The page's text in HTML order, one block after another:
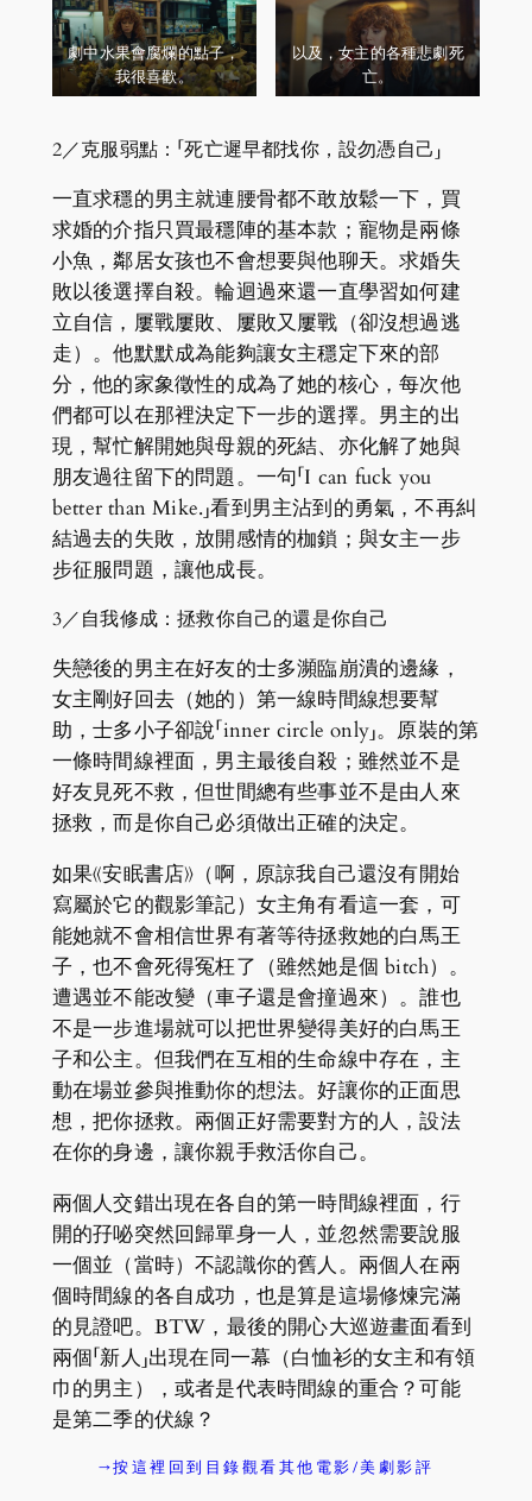
劇中水果會腐爛的點子，
我很喜歡。
以及，女主的各種悲劇死
亡。
2／克服弱點：「死亡遲早都找你，設勿憑自己」
一直求穩的男主就連腰骨都不敢放鬆一下，買
求婚的介指只買最穩陣的基本款；寵物是兩條
小魚，鄰居女孩也不會想要與他聊天。求婚失
敗以後選擇自殺。輪迴過來還一直學習如何建
立自信，屢戰屢敗、屢敗又屢戰（卻沒想過逃
走）。他默默成為能夠讓女主穩定下來的部
分，他的家象徵性的成為了她的核心，每次他
們都可以在那裡決定下一步的選擇。男主的出
現，幫忙解開她與母親的死結、亦化解了她與
朋友過往留下的問題。一句「I can fuck you
better than Mike.」看到男主沾到的勇氣，不再糾
結過去的失敗，放開感情的枷鎖；與女主一步
步征服問題，讓他成長。
3／自我修成：拯救你自己的還是你自己
失戀後的男主在好友的士多瀕臨崩潰的邊緣，
女主剛好回去（她的）第一線時間線想要幫
助，士多小子卻說「inner circle only」。原裝的第
一條時間線裡面，男主最後自殺；雖然並不是
好友見死不救，但世間總有些事並不是由人來
拯救，而是你自己必須做出正確的決定。
如果《安眠書店》（啊，原諒我自己還沒有開始
寫屬於它的觀影筆記）女主角有看這一套，可
能她就不會相信世界有著等待拯救她的白馬王
子，也不會死得冤枉了（雖然她是個 bitch）。
遭遇並不能改變（車子還是會撞過來）。誰也
不是一步進場就可以把世界變得美好的白馬王
子和公主。但我們在互相的生命線中存在，主
動在場並參與推動你的想法。好讓你的正面思
想，把你拯救。兩個正好需要對方的人，設法
在你的身邊，讓你親手救活你自己。
兩個人交錯出現在各自的第一時間線裡面，行
開的孖咇突然回歸單身一人，並忽然需要說服
一個並（當時）不認識你的舊人。兩個人在兩
個時間線的各自成功，也是算是這場修煉完滿
的見證吧。BTW，最後的開心大巡遊畫面看到
兩個「新人」出現在同一幕（白恤衫的女主和有領
巾的男主），或者是代表時間線的重合？可能
是第二季的伏線？
→按這裡回到目錄觀看其他電影/美劇影評